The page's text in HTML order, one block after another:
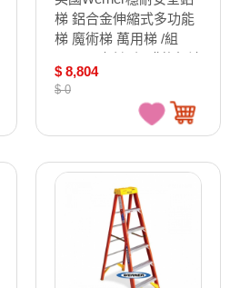
梯 鋁合金伸縮式多功能
梯 魔術梯 萬用梯 /組
退換貨）
$ 8,804
$ 0